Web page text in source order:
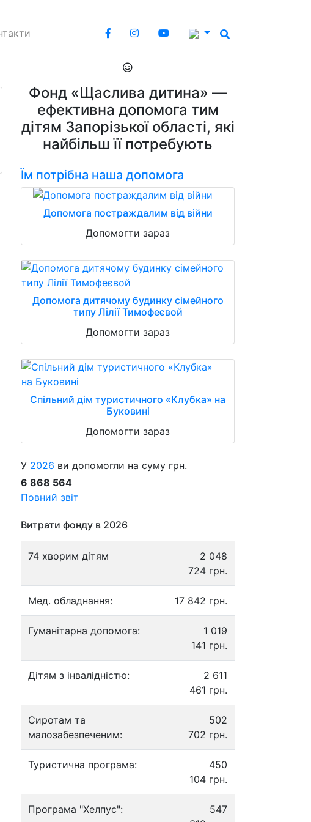
Фонд «Щаслива дитина» —
ефективна допомога тим
дітям Запорізької області, які
найбільш її потребують
Їм потрібна наша допомога
Допомога постраждалим від війни
Допомогти зараз
Допомога дитячому будинку сімейного
типу Лілії Тимофеєвой
Допомогти зараз
Спільний дім туристичного «Клубка» на
Буковині
Допомогти зараз
У 2026 ви допомогли на суму грн.
6 868 564
Повний звіт
Витрати фонду в 2026
74 хворим дітям
2 048
724 грн.
Мед. обладнання: 17 842 грн.
Гуманітарна допомога:
1 019
141 грн.
Дітям з інвалідністю:
2 611
461 грн.
Сиротам та
малозабезпеченим:
502
702 грн.
Туристична програма:
450
104 грн.
Програма "Хелпус":
547